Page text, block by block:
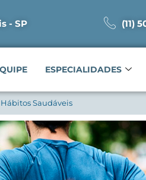
- SP (11)
ESPECIALIDADES
Saudáveis